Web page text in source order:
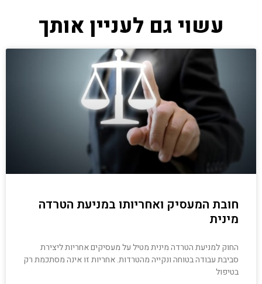
עשוי גם לעניין אותך
חובת המעסיק ואחריותו במניעת הטרדה
מינית
החוק למניעת הטרדה מינית מטיל על מעסיקים אחריות ליצירת
סביבת עבודה בטוחה ונקייה מהטרדות. אחריות זו אינה מסתכמת רק
בטיפול